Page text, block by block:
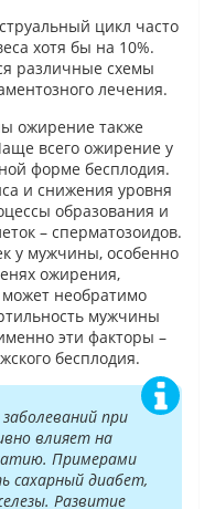
цикл часто
хотя бы на 10%.
различные схемы
лечения.
ожирение также
всего ожирение у
форме бесплодия.
и снижения уровня
образования и
– сперматозоидов.
у мужчины, особенно
ожирения,
необратимо
мужчины
эти факторы –
бесплодия.
при
влияет на
Примерами
сахарный диабет,
Развитие